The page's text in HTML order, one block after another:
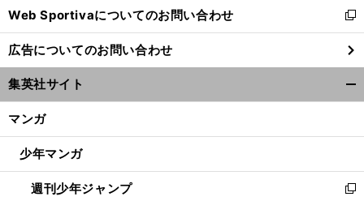
く
Web Sportivaについてのお問い合わせ
新
し
い
ウ
ィ
ン
ウ
開
く
広告についてのお問い合わせ
集英社サイト
マンガ
少年マンガ
週刊少年ジャンプ
新